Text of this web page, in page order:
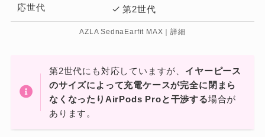
応世代
第2世代
AZLA SednaEarfit MAX｜詳細
第2世代にも対応していますが、 イヤーピース
のサイズによって充電ケースが完全に閉まら
なくなったりAirPods Proと干渉する場合が
あります。